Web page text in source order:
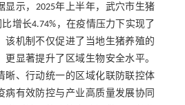
显示，2025年上半年，武穴市生猪
增长4.74%，在疫情压力下实现了
该机制不仅促进了当地生猪养殖的
显著提升了区域生物安全水平。
晰、行动统一的区域化联防联控体
病有效防控与产业高质量发展协同